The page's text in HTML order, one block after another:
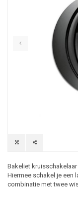
Bakeliet
Hiermee schakel je een
combinatie met twee